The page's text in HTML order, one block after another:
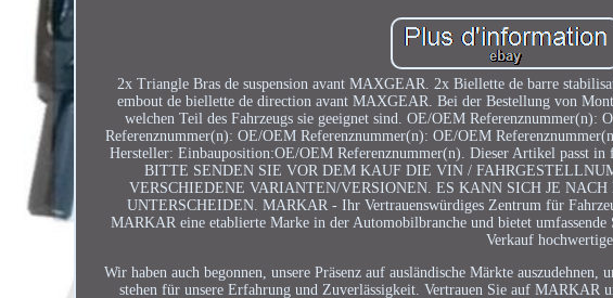
2x Triangle Bras de suspension avant MAXGEAR. 2x Biellette de barre
embout de biellette de direction avant MAXGEAR. Bei der Bestellung von
welchen Teil des Fahrzeugs sie geeignet sind. OE/OEM
Referenznummer(n): OE/OEM Referenznummer(n): OE/OEM
Hersteller: Einbauposition:OE/OEM Referenznummer(n). Dieser Artikel passt
BITTE SENDEN SIE VOR DEM KAUF DIE VIN /
VERSCHIEDENE VARIANTEN/VERSIONEN. ES KANN SICH JE
UNTERSCHEIDEN. MARKAR - Ihr Vertrauenswürdiges Zentrum für
MARKAR eine etablierte Marke in der Automobilbranche und bietet
Verkauf
Wir haben auch begonnen, unsere Präsenz auf ausländische Märkte
stehen für unsere Erfahrung und Zuverlässigkeit. Vertrauen Sie auf MARKAR